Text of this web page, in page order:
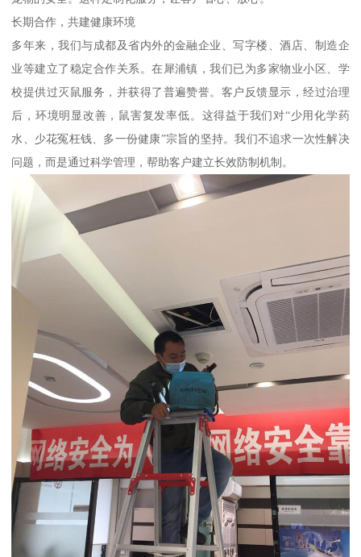
长期合作，共建健康环境
多年来，我们与成都及省内外的金融企业、写字楼、酒店、制造企
业等建立了稳定合作关系。在犀浦镇，我们已为多家物业小区、学
校提供过灭鼠服务，并获得了普遍赞誉。客户反馈显示，经过治理
后，环境明显改善，鼠害复发率低。这得益于我们对“少用化学药
水、少花冤枉钱、多一份健康”宗旨的坚持。我们不追求一次性解决
问题，而是通过科学管理，帮助客户建立长效防制机制。